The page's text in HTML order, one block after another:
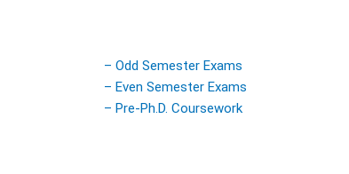
– Odd Semester Exams
– Even Semester Exams
– Pre-Ph.D. Coursework